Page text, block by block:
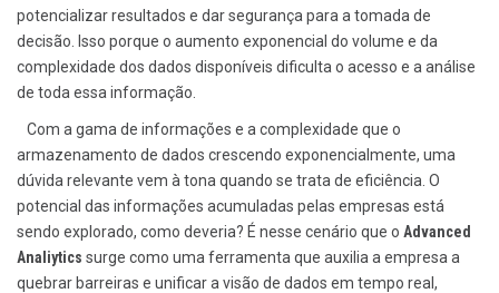
potencializar resultados e dar segurança para a tomada de
decisão. Isso porque o aumento exponencial do volume e da
complexidade dos dados disponíveis dificulta o acesso e a análise
de toda essa informação.
Com a gama de informações e a complexidade que o
armazenamento de dados crescendo exponencialmente, uma
dúvida relevante vem à tona quando se trata de eficiência. O
potencial das informações acumuladas pelas empresas está
sendo explorado, como deveria? É nesse cenário que o Advanced
Analiytics surge como uma ferramenta que auxilia a empresa a
quebrar barreiras e unificar a visão de dados em tempo real,